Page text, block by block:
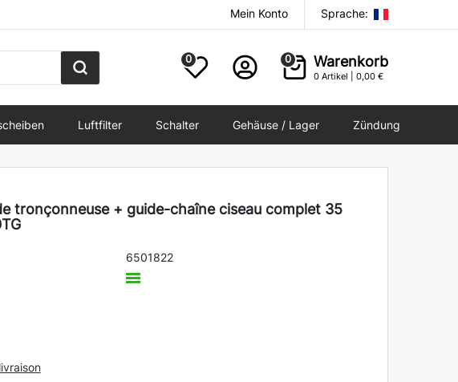
Mein Konto Sprache:
0 0 Warenkorb
0 Artikel | 0,00 €
Luftfilter Schalter Gehäuse / Lager Zündung
tronçonneuse + guide-chaîne ciseau complet 35
6501822